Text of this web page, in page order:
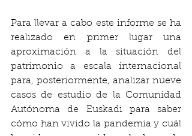
Para llevar a cabo este informe se ha
realizado en primer lugar una
aproximación a la situación del
patrimonio a escala internacional
para, posteriormente, analizar nueve
casos de estudio de la Comunidad
Autónoma de Euskadi para saber
cómo han vivido la pandemia y cuál